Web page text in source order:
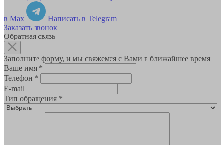
в Max
Написать в Telegram
Заказать звонок
Обратная связь
Заполните форму, и мы свяжемся с Вами в ближайшее время
Ваше имя *
Телефон *
E-mail
Тип обращения *